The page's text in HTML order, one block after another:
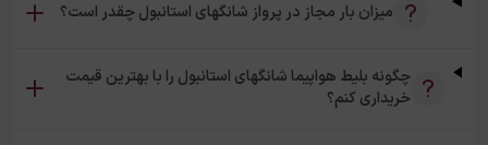
میزان بار مجاز در پرواز شانگهای استانبول چقدر است؟
چگونه بلیط هواپیما شانگهای استانبول را با بهترین قیمت
خریداری کنم؟